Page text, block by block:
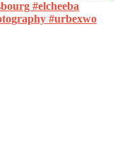
#urbexwo